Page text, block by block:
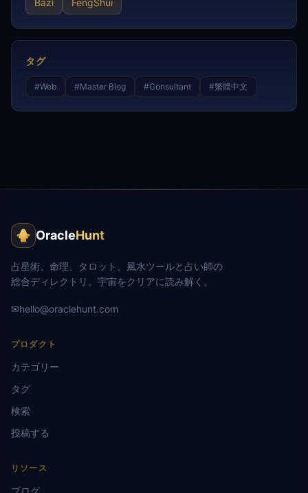
Bazi FengShui
タグ
#Web #Master Blog #Consultant #繁體中文
OracleHunt
占星術、命理、タロット、風水ツールと占い師の
総合ディレクトリ。宇宙をクリアに読み解く。
✉hello@oraclehunt.com
プロダクト
カテゴリー
タグ
検索
投稿する
リソース
ブログ